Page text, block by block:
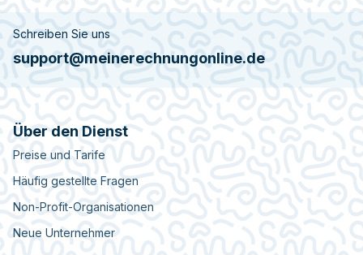
Schreiben Sie uns
support@meinerechnungonline.de
Über den Dienst
Preise und Tarife
Häufig gestellte Fragen
Non-Profit-Organisationen
Neue Unternehmer